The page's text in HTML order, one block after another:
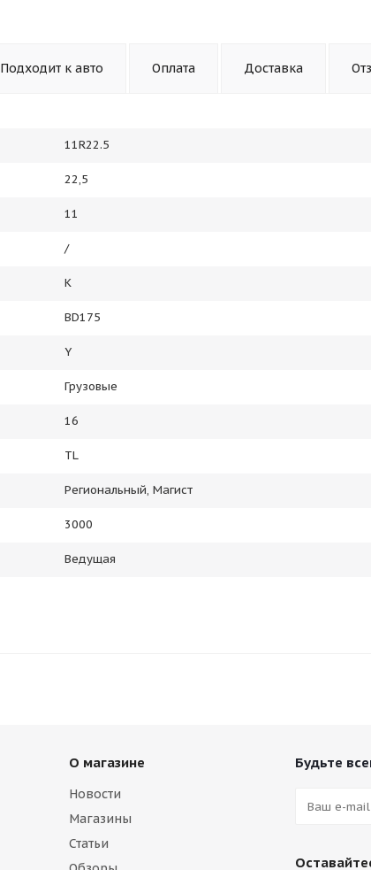
Подходит к авто Оплата Доставка
11R22.5
22,5
11
/
K
BD175
Y
Грузовые
16
TL
Региональный, Магист
3000
Ведущая
О магазине
Новости
Магазины
Статьи
Будьте